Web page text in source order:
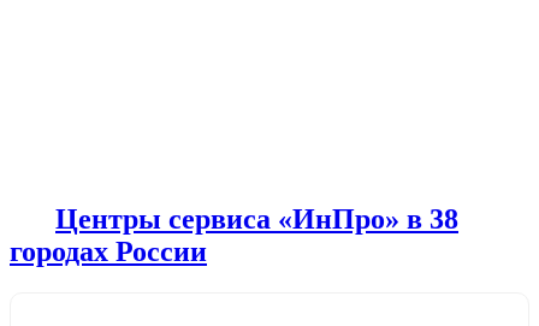
Центры сервиса «ИнПро» в 38
городах России